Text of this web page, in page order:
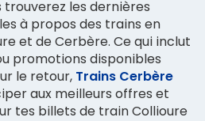
trouverez les dernières
à propos des trains en
et de Cerbère. Ce qui inclut
promotions disponibles
le retour, Trains Cerbère
aux meilleurs offres et
tes billets de train Collioure